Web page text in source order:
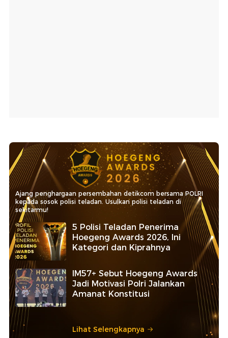
Ajang penghargaan persembahan detikcom bersama POLRI
kepada sosok polisi teladan. Usulkan polisi teladan di
sekitarmu!
5 Polisi Teladan Penerima
Hoegeng Awards 2026, Ini
Kategori dan Kiprahnya
IM57+ Sebut Hoegeng Awards
Jadi Motivasi Polri Jalankan
Amanat Konstitusi
Lihat Selengkapnya